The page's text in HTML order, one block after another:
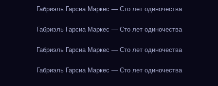
Габриэль Гарсиа Маркес — Сто лет одиночества
Габриэль Гарсиа Маркес — Сто лет одиночества
Габриэль Гарсиа Маркес — Сто лет одиночества
Габриэль Гарсиа Маркес — Сто лет одиночества